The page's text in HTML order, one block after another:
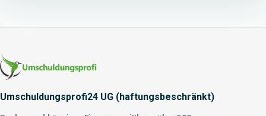
Umschuldungsprofi24 UG (haftungsbeschränkt)